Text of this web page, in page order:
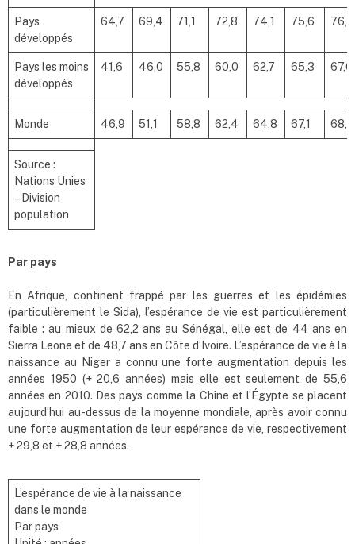
Pays
développés
64,7 69,4 71,1 72,8 74,1 75,6 76,9
Pays les moins
développés
41,6 46,0 55,8 60,0 62,7 65,3 67,0
Monde 46,9 51,1 58,8 62,4 64,8 67,1 68,7
Source :
Nations Unies
– Division
population
Par pays
En Afrique, continent frappé par les guerres et les épidémies
(particulièrement le Sida), l’espérance de vie est particulièrement
faible : au mieux de 62,2 ans au Sénégal, elle est de 44 ans en
Sierra Leone et de 48,7 ans en Côte d’Ivoire. L’espérance de vie à la
naissance au Niger a connu une forte augmentation depuis les
années 1950 (+ 20,6 années) mais elle est seulement de 55,6
années en 2010. Des pays comme la Chine et l’Égypte se placent
aujourd’hui au-dessus de la moyenne mondiale, après avoir connu
une forte augmentation de leur espérance de vie, respectivement
+ 29,8 et + 28,8 années.
L’espérance de vie à la naissance
dans le monde
Par pays